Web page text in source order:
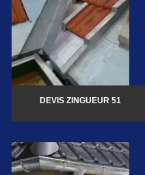
DEVIS ZINGUEUR 51